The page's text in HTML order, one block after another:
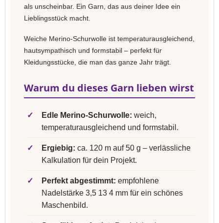
als unscheinbar. Ein Garn, das aus deiner Idee ein
Lieblingsstück macht.
Weiche Merino-Schurwolle ist temperaturausgleichend,
hautsympathisch und formstabil – perfekt für
Kleidungsstücke, die man das ganze Jahr trägt.
Warum du dieses Garn lieben wirst
✓ Edle Merino-Schurwolle: weich,
temperaturausgleichend und formstabil.
✓ Ergiebig: ca. 120 m auf 50 g – verlässliche
Kalkulation für dein Projekt.
✓ Perfekt abgestimmt: empfohlene
Nadelstärke 3,5 13 4 mm für ein schönes
Maschenbild.